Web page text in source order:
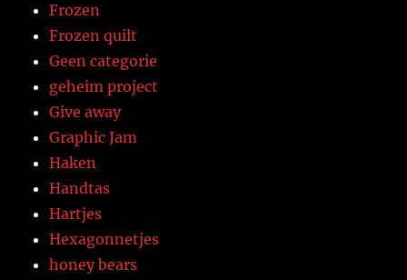
Frozen
Frozen quilt
Geen categorie
geheim project
Give away
Graphic Jam
Haken
Handtas
Hartjes
Hexagonnetjes
honey bears